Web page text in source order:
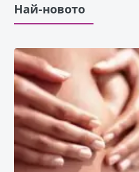
Най-новото